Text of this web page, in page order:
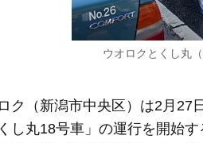
ウオロクとくし丸
ク（新潟市中央区）は2月27
し丸18号車」の運行を開始